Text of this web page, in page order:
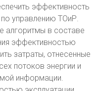
эффективность
управлению ТОиР.
алгоритмы в составе
эффективностью
затраты, отнесенные
потоков энергии и
информации.